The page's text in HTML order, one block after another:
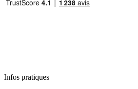
Infos pratiques